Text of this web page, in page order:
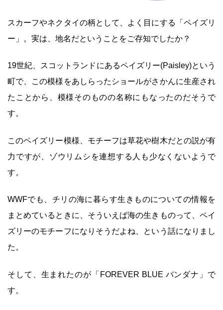
スカーフやネクタイの柄として、よく目にする「ペイズリ
ー」。実は、地名だということをご存知でしたか？
19世紀、スコットランドにあるペイズリー(Paisley)という
町で、この模様をあしらったショールがさかんに生産され
たことから、模様そのものの名称にもなったのだそうで
す。
このペイズリー模様、モチーフは草花や樹木だとの説が有
力ですが、ゾウリムシを連想する人も少なくないようで
す。
WWFでも、チリの海に暮らす生きものについての情報を
まとめているときに、そういえば海の生きものって、ペイ
ズリーのモチーフになりそうだよね、という話になりまし
た。
そして、生まれたのが「FOREVER BLUE バンダナ」で
す。